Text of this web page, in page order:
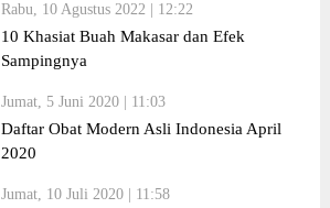
Rabu, 10 Agustus 2022 | 12:22
10 Khasiat Buah Makasar dan Efek
Sampingnya
Jumat, 5 Juni 2020 | 11:03
Daftar Obat Modern Asli Indonesia April
2020
Jumat, 10 Juli 2020 | 11:58